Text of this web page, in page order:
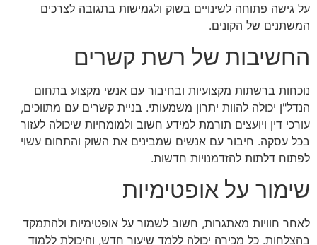
על גישה פתוחה לשינויים בשוק ולגמישות בתגובה לצרכים
המשתנים של הקונים.
החשיבות של רשת קשרים
נוכחות ברשתות מקצועיות ובחיבור עם אנשי מקצוע בתחום
הנדל"ן יכולה להוות יתרון משמעותי. בניית קשרים עם מתווכים,
עורכי דין ויועצים תורמת למידע חשוב ולמומחיות שיכולה לעזור
בכל עסקה. חיבור עם אנשים שמבינים את השוק והתחום עשוי
לפתוח דלתות להזדמנויות חדשות.
שימור על אופטימיות
לאחר חוויות מאתגרות, חשוב לשמור על אופטימיות ולהתמקד
בהצלחות. כל מכירה יכולה ללמד שיעור חדש, והיכולת ללמוד